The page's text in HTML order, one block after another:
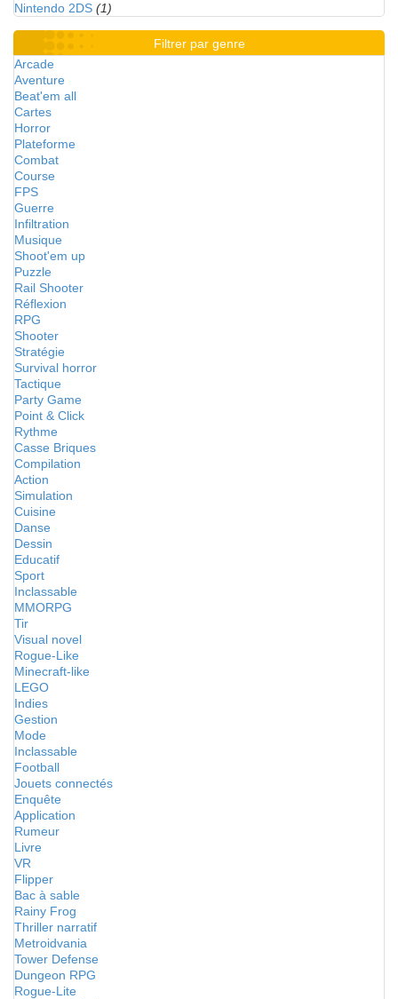
Nintendo 2DS (1)
Filtrer par genre
Arcade
Aventure
Beat'em all
Cartes
Horror
Plateforme
Combat
Course
FPS
Guerre
Infiltration
Musique
Shoot'em up
Puzzle
Rail Shooter
Réflexion
RPG
Shooter
Stratégie
Survival horror
Tactique
Party Game
Point & Click
Rythme
Casse Briques
Compilation
Action
Simulation
Cuisine
Danse
Dessin
Educatif
Sport
Inclassable
MMORPG
Tir
Visual novel
Rogue-Like
Minecraft-like
LEGO
Indies
Gestion
Mode
Inclassable
Football
Jouets connectés
Enquête
Application
Rumeur
Livre
VR
Flipper
Bac à sable
Rainy Frog
Thriller narratif
Metroidvania
Tower Defense
Dungeon RPG
Rogue-Lite